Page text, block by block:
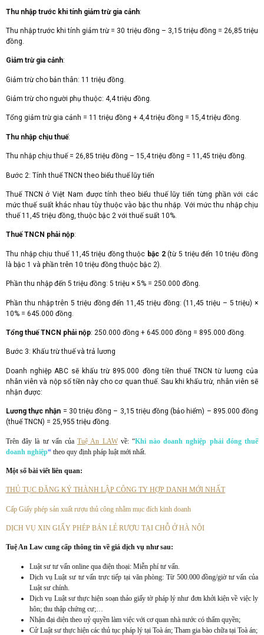
Thu nhập trước khi tính giảm trừ gia cảnh:
Thu nhập trước khi tính giảm trừ = 30 triệu đồng – 3,15 triệu đồng = 26,85 triệu
đồng.
Giảm trừ gia cảnh:
Giảm trừ cho bản thân: 11 triệu đồng.
Giảm trừ cho người phụ thuộc: 4,4 triệu đồng.
Tổng giảm trừ gia cảnh = 11 triệu đồng + 4,4 triệu đồng = 15,4 triệu đồng.
Thu nhập chịu thuế:
Thu nhập chịu thuế = 26,85 triệu đồng – 15,4 triệu đồng = 11,45 triệu đồng.
Bước 2: Tính thuế TNCN theo biểu thuế lũy tiến
Thuế TNCN ở Việt Nam được tính theo biểu thuế lũy tiến từng phần với các
mức thuế suất khác nhau tùy thuộc vào bậc thu nhập. Với mức thu nhập chịu
thuế 11,45 triệu đồng, thuộc bậc 2 với thuế suất 10%.
Thuế TNCN phải nộp:
Thu nhập chịu thuế 11,45 triệu đồng thuộc bậc 2(từ 5 triệu đến 10 triệu đồng
là bậc 1 và phần trên 10 triệu đồng thuộc bậc 2).
Phần thu nhập đến 5 triệu đồng: 5 triệu × 5% = 250.000 đồng.
Phần thu nhập trên 5 triệu đồng đến 11,45 triệu đồng: (11,45 triệu – 5 triệu) ×
10% = 645.000 đồng.
Tổng thuế TNCN phải nộp: 250.000 đồng + 645.000 đồng = 895.000 đồng.
Bước 3: Khấu trừ thuế và trả lương
Doanh nghiệp ABC sẽ khấu trừ 895.000 đồng tiền thuế TNCN từ lương của
nhân viên và nộp số tiền này cho cơ quan thuế. Sau khi khấu trừ, nhân viên sẽ
nhận được:
Lương thực nhận = 30 triệu đồng – 3,15 triệu đồng (bảo hiểm) – 895.000 đồng
(thuế TNCN) = 25,955 triệu đồng.
Trên đây là tư vấn củaTuệ An LAWvề: “Khi nào doanh nghiệp phải đóng thuế
doanh nghiệp“ theo quy định pháp luật mới nhất.
Một số bài viết liên quan:
THỦ TỤC ĐĂNG KÝ THÀNH LẬP CÔNG TY HỢP DANH MỚI NHẤT
Cấp Giấy phép sản xuất rượu thủ công nhằm mục đích kinh doanh
DỊCH VỤ XIN GIẤY PHÉP BÁN LẺ RƯỢU TẠI CHỖ Ở HÀ NỘI
Tuệ An Law cung cấp thông tin về giá dịch vụ như sau:
Luật sư tư vấn online qua điện thoại: Miễn phí tư vấn.
Dịch vụ Luật sư tư vấn trực tiếp tại văn phòng: Từ 500.000 đồng/giờ tư vấn của
Luật sư chính.
Dịch vụ Luật sư thực hiện soạn thảo giấy tờ pháp lý như đơn khởi kiện về việc ly
hôn; thu thập chứng cư;…
Nhận đại diện theo uỷ quyền làm việc với cơ quan nhà nước có thẩm quyền;
Cử Luật sư thực hiện các thủ tục pháp lý tại Toà án; Tham gia bào chữa tại Toà án;